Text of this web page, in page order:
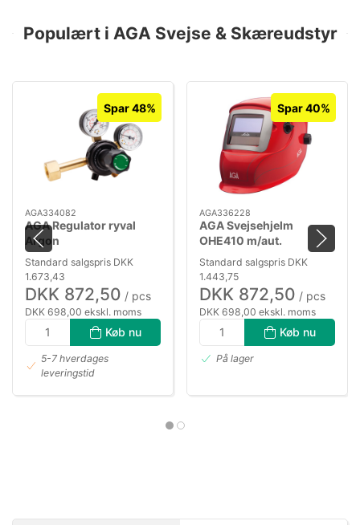
Populært i AGA Svejse & Skæreudstyr
Spar 48%
AGA334082
AGA Regulator ryval
Argon
Standard salgspris DKK
1.673,43
DKK 872,50 / pcs
DKK 698,00 ekskl. moms
Køb nu
5-7 hverdages
leveringstid
Spar 40%
AGA336228
AGA Svejsehjelm
OHE410 m/aut.
nedblænding DIN9-13
Standard salgspris DKK
1.443,75
DKK 872,50 / pcs
DKK 698,00 ekskl. moms
Køb nu
På lager